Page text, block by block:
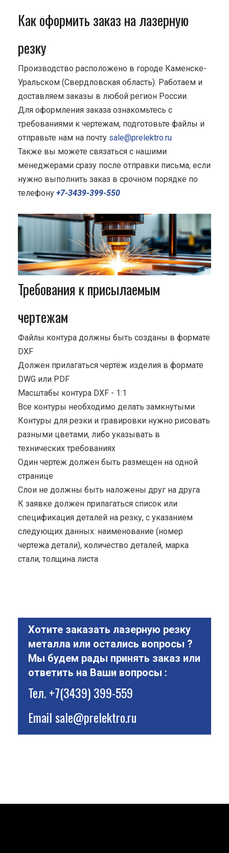
Как оформить заказ на лазерную
резку
Производство расположено в городе Каменске-
Уральском (Свердловская область). Работаем и
доставляем заказы в любой регион России.
Для оформления заказа ознакомьтесь с
требованиями к чертежам, подготовьте файлы и
отправьте нам на почту sale@prelektro.ru
Также вы можете связаться с нашими
менеджерами сразу после отправки письма, если
нужно выполнить заказ в срочном порядке по
телефону +7-3439-399-550
Требования к присылаемым
чертежам
Файлы контура должны быть созданы в формате
DXF
Должен прилагаться чертёж изделия в формате
DWG или PDF
Масштабы контура DXF - 1:1
Все контуры необходимо делать замкнутыми
Контуры для резки и гравировки нужно рисовать
разными цветами, либо указывать в
технических требованиях
Один чертеж должен быть размещен на одной
странице
Cлои не должны быть наложены друг на друга
К заявке должен прилагаться список или
спецификация деталей на резку, с указанием
следующих данных: наименование (номер
чертежа детали), количество деталей, марка
стали, толщина листа
Хотите заказать лазерную резку
металла или остались вопросы ?
Мы будем рады принять заказ или
ответить на Ваши вопросы :
Тел.+7(3439) 399-559
Emailsale@prelektro.ru